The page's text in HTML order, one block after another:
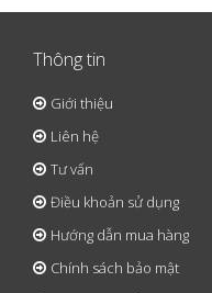
Thông tin
Giới thiệu
Liên hệ
Tư vấn
Điều khoản sử dụng
Hướng dẫn mua hàng
Chính sách bảo mật